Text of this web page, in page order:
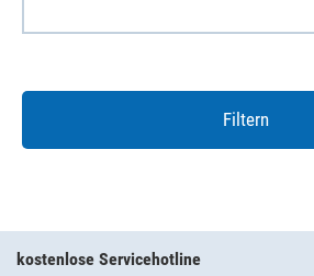
Filtern
kostenlose Servicehotline